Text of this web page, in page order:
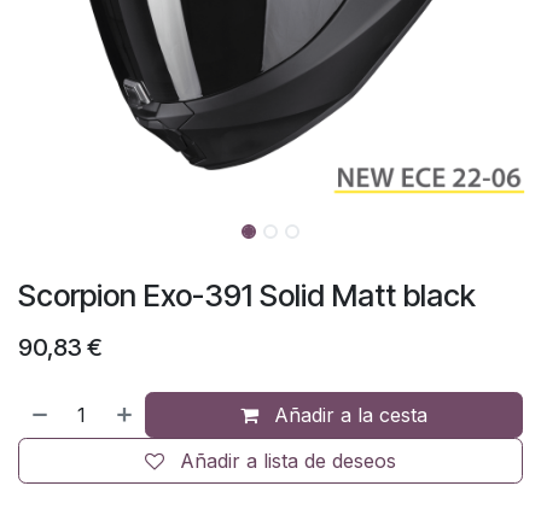
Scorpion Exo-391 Solid Matt black
90,83 €
Añadir a la cesta
Añadir a lista de deseos